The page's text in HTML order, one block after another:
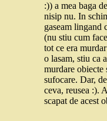
:)) a mea baga
nisip nu. In
gaseam lingand
(nu stiu cum
tot ce era
o lasam, stiu ca
murdare obiecte
sufocare. Dar,
ceva, reusea :).
scapat de acest